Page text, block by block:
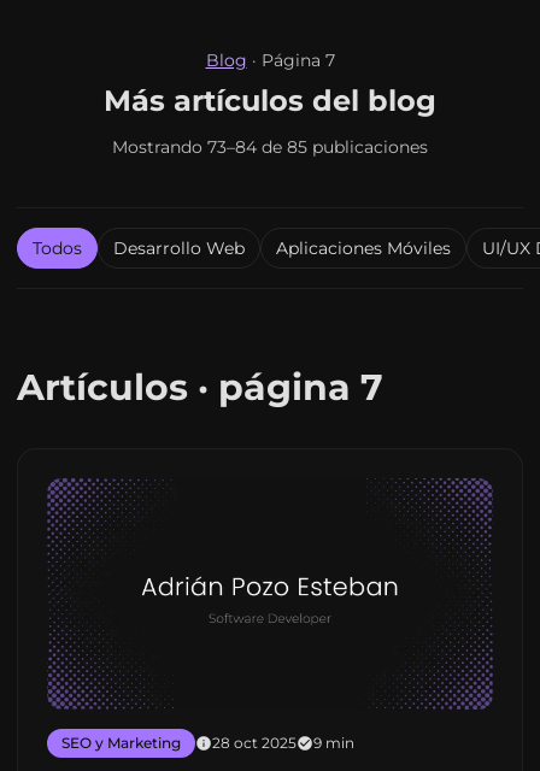
Blog · Página 7
Más artículos del blog
Mostrando 73–84 de 85 publicaciones
Todos Desarrollo Web Aplicaciones Móviles UI/UX
Artículos · página 7
SEO y Marketing 28 oct 2025 9 min